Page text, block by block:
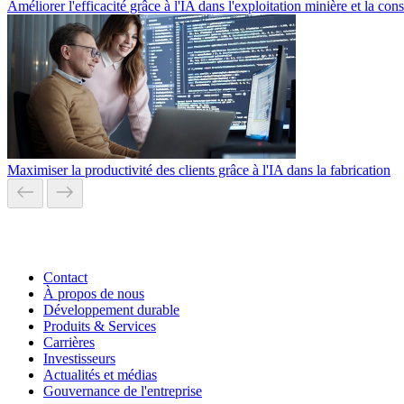
Améliorer l'efficacité grâce à l'IA dans l'exploitation minière et la
Maximiser la productivité des clients grâce à l'IA dans la fabrication
Contact
À propos de nous
Développement durable
Produits & Services
Carrières
Investisseurs
Actualités et médias
Gouvernance de l'entreprise